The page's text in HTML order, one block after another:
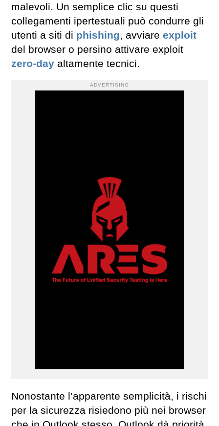
malevoli. Un semplice clic su questi
collegamenti ipertestuali può condurre gli
utenti a siti di phishing, avviare exploit
del browser o persino attivare exploit
zero-day altamente tecnici.
ADVERTISING
Nonostante l’apparente semplicità, i rischi
per la sicurezza risiedono più nei browser